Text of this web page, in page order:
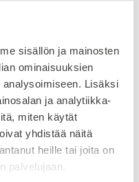
sisällön ja mainosten
ominaisuuksien
Lisäksi
ja analytiikka-
miten käytät
yhdistää näitä
heille tai joita on
palvelujaan.
teräs